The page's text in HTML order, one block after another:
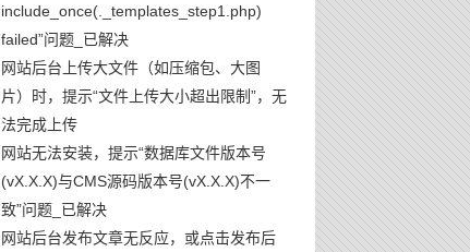
include_once(._templates_step1.php)
failed”问题_已解决
网站后台上传大文件（如压缩包、大图
片）时，提示“文件上传大小超出限制”，无
法完成上传
网站无法安装，提示“数据库文件版本号
(vX.X.X)与CMS源码版本号(vX.X.X)不一
致”问题_已解决
网站后台发布文章无反应，或点击发布后